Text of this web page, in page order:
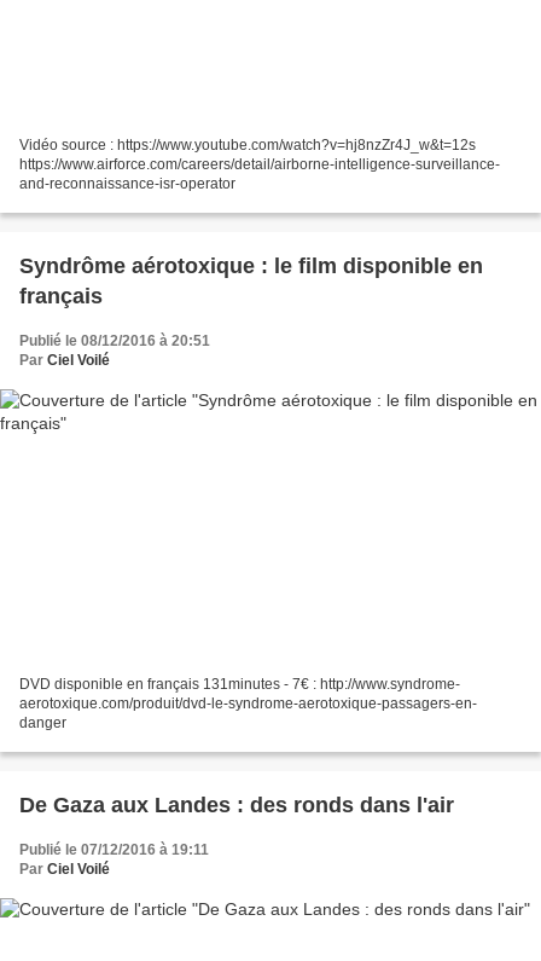
Vidéo source : https://www.youtube.com/watch?v=hj8nzZr4J_w&t=12s
https://www.airforce.com/careers/detail/airborne-intelligence-surveillance-
and-reconnaissance-isr-operator
Syndrôme aérotoxique : le film disponible en
français
Publié le 08/12/2016 à 20:51
Par Ciel Voilé
DVD disponible en français 131minutes - 7€ : http://www.syndrome-
aerotoxique.com/produit/dvd-le-syndrome-aerotoxique-passagers-en-
danger
De Gaza aux Landes : des ronds dans l'air
Publié le 07/12/2016 à 19:11
Par Ciel Voilé